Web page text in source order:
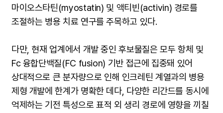
마이오스타틴(myostatin) 및 액티빈(activin) 경로를
조절하는 병용 치료 연구를 주목하고 있다.
다만, 현재 업계에서 개발 중인 후보물질은 모두 항체 및
Fc 융합단백질(FC fusion) 기반 접근에 집중돼 있어
상대적으로 큰 분자량으로 인해 인크레틴 계열과의 병용
제형 개발에 한계가 명확한 데다, 다양한 리간드를 동시에
억제하는 기전 특성으로 표적 외 생리 경로에 영향을 끼칠